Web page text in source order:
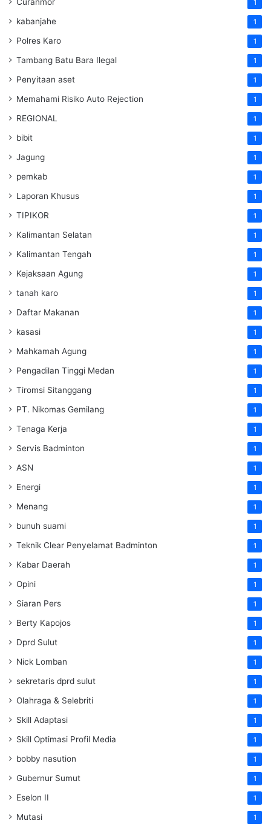
1
kabanjahe 1
Polres Karo 1
Tambang Batu Bara Ilegal 1
Penyitaan aset 1
Memahami Risiko Auto Rejection 1
REGIONAL 1
bibit 1
Jagung 1
pemkab 1
Laporan Khusus 1
TIPIKOR 1
Kalimantan Selatan 1
Kalimantan Tengah 1
Kejaksaan Agung 1
tanah karo 1
Daftar Makanan 1
kasasi 1
Mahkamah Agung 1
Pengadilan Tinggi Medan 1
Tiromsi Sitanggang 1
PT. Nikomas Gemilang 1
Tenaga Kerja 1
Servis Badminton 1
ASN 1
Energi 1
Menang 1
bunuh suami 1
Teknik Clear Penyelamat Badminton 1
Kabar Daerah 1
Opini 1
Siaran Pers 1
Berty Kapojos 1
Dprd Sulut 1
Nick Lomban 1
sekretaris dprd sulut 1
Olahraga & Selebriti 1
Skill Adaptasi 1
Skill Optimasi Profil Media 1
bobby nasution 1
Gubernur Sumut 1
Eselon II 1
Mutasi 1